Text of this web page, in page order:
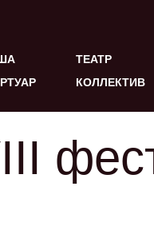
ТЕАТР
КОЛЛЕКТИВ